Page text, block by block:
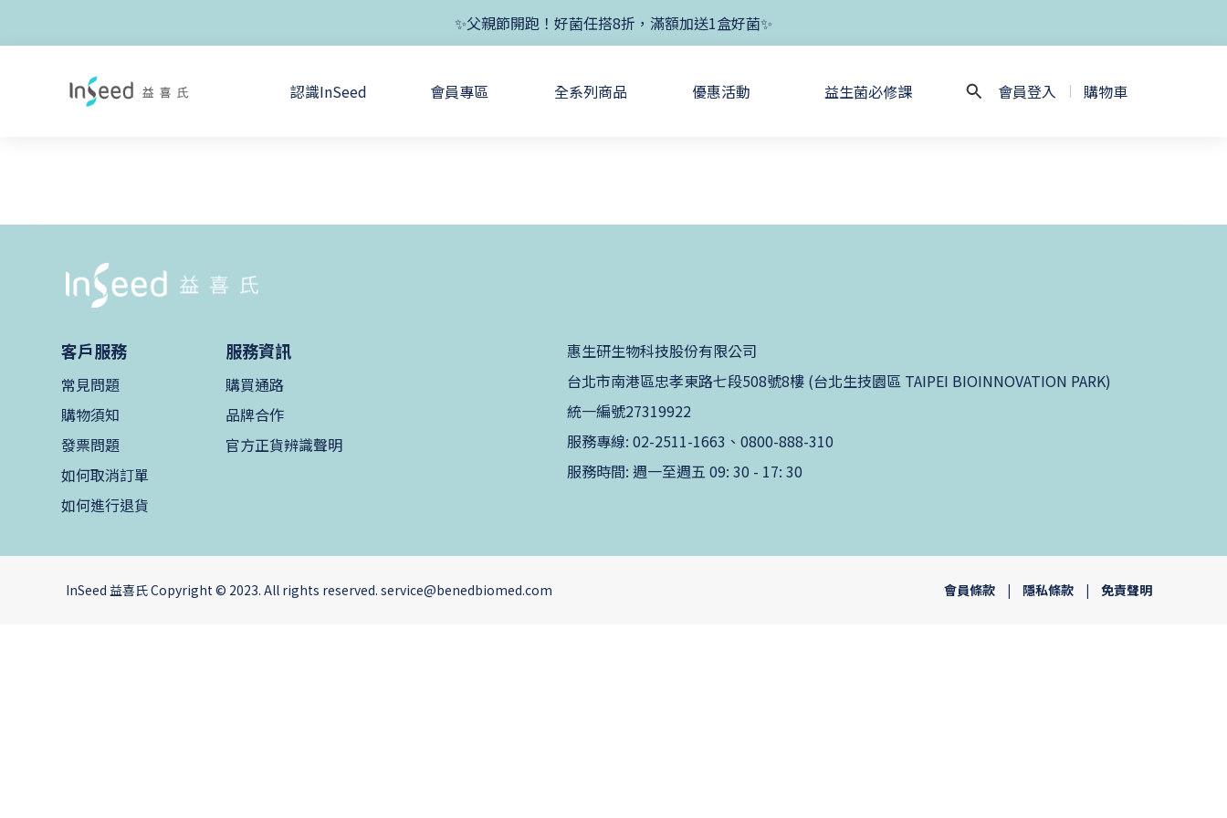
✨新朋友首單現折400+送1盒益生菌，滿額再享免運✨
✨父親節開跑！好菌任搭8折，滿額加送1盒好菌✨
認識InSeed
會員專區 全系列商品 優惠活動 益生菌必修課 會員登入 購物車
客戶服務
常見問題
購物須知
發票問題
如何取消訂單
如何進行退貨
服務資訊
購買通路
品牌合作
官方正貨辨識聲明
惠生研生物科技股份有限公司
台北市南港區忠孝東路七段508號8樓 (台北生技園區 TAIPEI BIOINNOVATION PARK)
統一編號27319922
服務專線: 02-2511-1663、0800-888-310
服務時間: 週一至週五 09: 30 - 17: 30
InSeed 益喜氏 Copyright © 2023. All rights reserved. service@benedbiomed.com 會員條款 | 隱私條款 | 免責聲明